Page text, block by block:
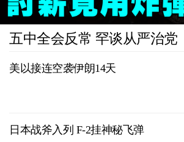
五中全会反常 罕谈从严治党
美以接连空袭伊朗14天
日本战斧入列 F-2挂神秘飞弹